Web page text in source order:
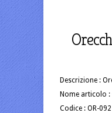
Descrizione :
Nome articolo
Codice : OR-092